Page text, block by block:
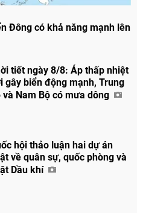
Chia sẻ
Đông có khả năng mạnh lên
tiết ngày 8/8: Áp thấp nhiệt
gây biển động mạnh, Trung
và Nam Bộ có mưa dông
hội thảo luận hai dự án
về quân sự, quốc phòng và
Dầu khí